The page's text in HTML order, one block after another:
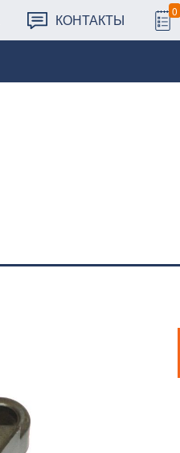
КОНТАКТЫ 0